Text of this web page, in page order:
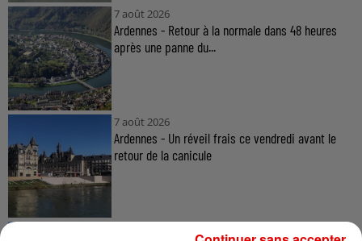
7 août 2026
Ardennes - Retour à la normale dans 48 heures
après une panne du...
7 août 2026
Ardennes - Un réveil frais ce vendredi avant le
retour de la canicule